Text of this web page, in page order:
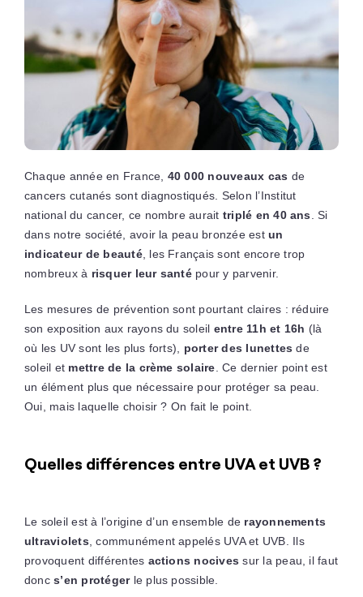
Chaque année en France, 40 000 nouveaux cas de
cancers cutanés sont diagnostiqués. Selon l’Institut
national du cancer, ce nombre aurait triplé en 40 ans
. Si
dans notre société, avoir la peau bronzée estun
indicateur de beauté, les Français sont encore trop
nombreux à risquer leur santépour y parvenir.
Les mesures de prévention sont pourtant claires : réduire
son exposition aux rayons du soleil entre 11h et 16h (là
où les UV sont les plus forts), porter des lunettes de
soleil et mettre de la crème solaire . Ce dernier point est
un élément plus que nécessaire pour protéger sa peau.
Oui, mais laquelle choisir ? On fait le point.
Quelles différences entre UVA et UVB ?
Le soleil est à l’origine d’un ensemble de rayonnements
ultraviolets , communément appelés UVA et UVB. Ils
provoquent différentes actions nocives sur la peau, il faut
doncs’en protégerle plus possible.